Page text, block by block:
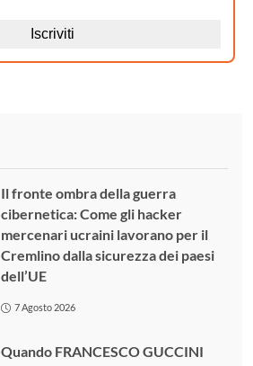
Il fronte ombra della guerra
cibernetica: Come gli hacker
mercenari ucraini lavorano per il
Cremlino dalla sicurezza dei paesi
dell’UE
7 Agosto 2026
Quando FRANCESCO GUCCINI